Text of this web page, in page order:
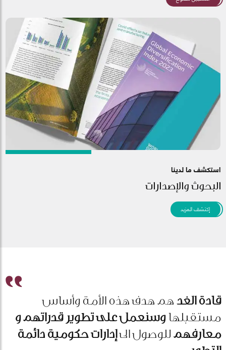
استكشف ما لدينا
البحوث والإصدارات
إكتشف المزيد
قادة الغدهم هدف هذه الأمة وأساس
مستقبلهاوسنعمل على تطوير قدراتهم و
معارفهمللوصول الىإدارات حكومية دائمة